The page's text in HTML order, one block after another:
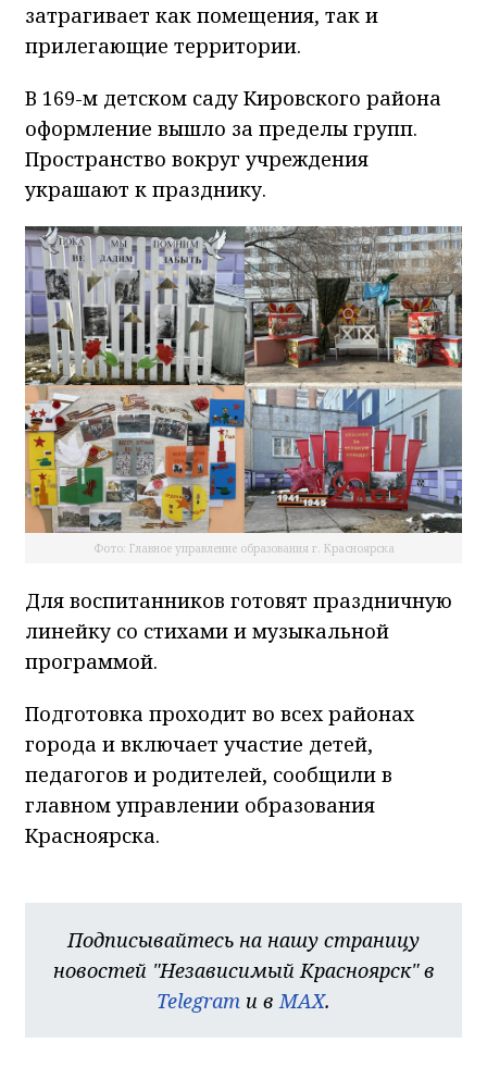
затрагивает как помещения, так и
прилегающие территории.
В 169-м детском саду Кировского района
оформление вышло за пределы групп.
Пространство вокруг учреждения
украшают к празднику.
Фото: Главное управление образования г. Красноярска
Для воспитанников готовят праздничную
линейку со стихами и музыкальной
программой.
Подготовка проходит во всех районах
города и включает участие детей,
педагогов и родителей, сообщили в
главном управлении образования
Красноярска.
Подписывайтесь на нашу страницу
новостей "Независимый Красноярск" в
Telegram и вMAX.